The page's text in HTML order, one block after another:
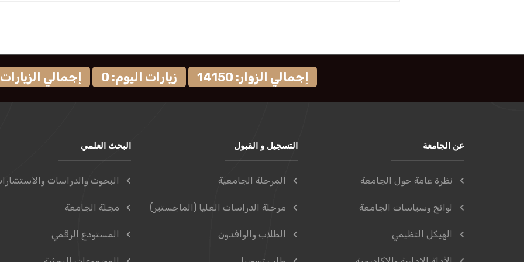
إجمالي الزوار: 14150 زيارات اليوم: 0 إجمالي الزيارات:
عن الجامعة
نظرة عامة حول الجامعة
لوائح وسياسات الجامعة
الهيكل التظيمي
التسجيل و القبول
المرحلة الجامعية
مرحلة الدراسات العليا (الماجستير)
الطلاب والوافدون
البحث العلمي
البحوث والدراسات
مجلة الجامعة
المستودع الرقمي